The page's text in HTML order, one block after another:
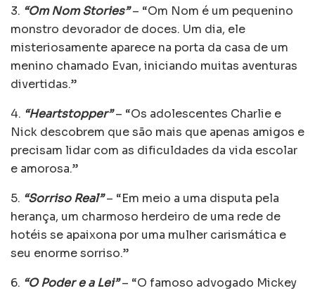
3. “Om Nom Stories”– “Om Nom é um pequenino
monstro devorador de doces. Um dia, ele
misteriosamente aparece na porta da casa de um
menino chamado Evan, iniciando muitas aventuras
divertidas.”
4. “Heartstopper”– “Os adolescentes Charlie e
Nick descobrem que são mais que apenas amigos e
precisam lidar com as dificuldades da vida escolar
e amorosa.”
5. “Sorriso Real”– “Em meio a uma disputa pela
herança, um charmoso herdeiro de uma rede de
hotéis se apaixona por uma mulher carismática e
seu enorme sorriso.”
6. “O Poder e a Lei”– “O famoso advogado Mickey